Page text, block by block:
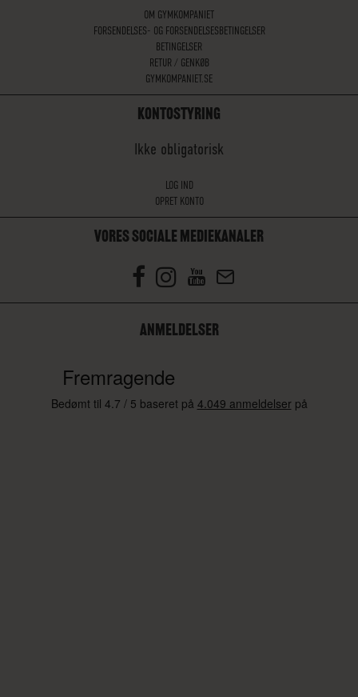
OM GYMKOMPANIET
FORSENDELSES- OG FORSENDELSESBETINGELSER
BETINGELSER
RETUR / GENKØB
GYMKOMPANIET.SE
KONTOSTYRING
Ikke obligatorisk
LOG IND
OPRET KONTO
VORES SOCIALE MEDIEKANALER
ANMELDELSER